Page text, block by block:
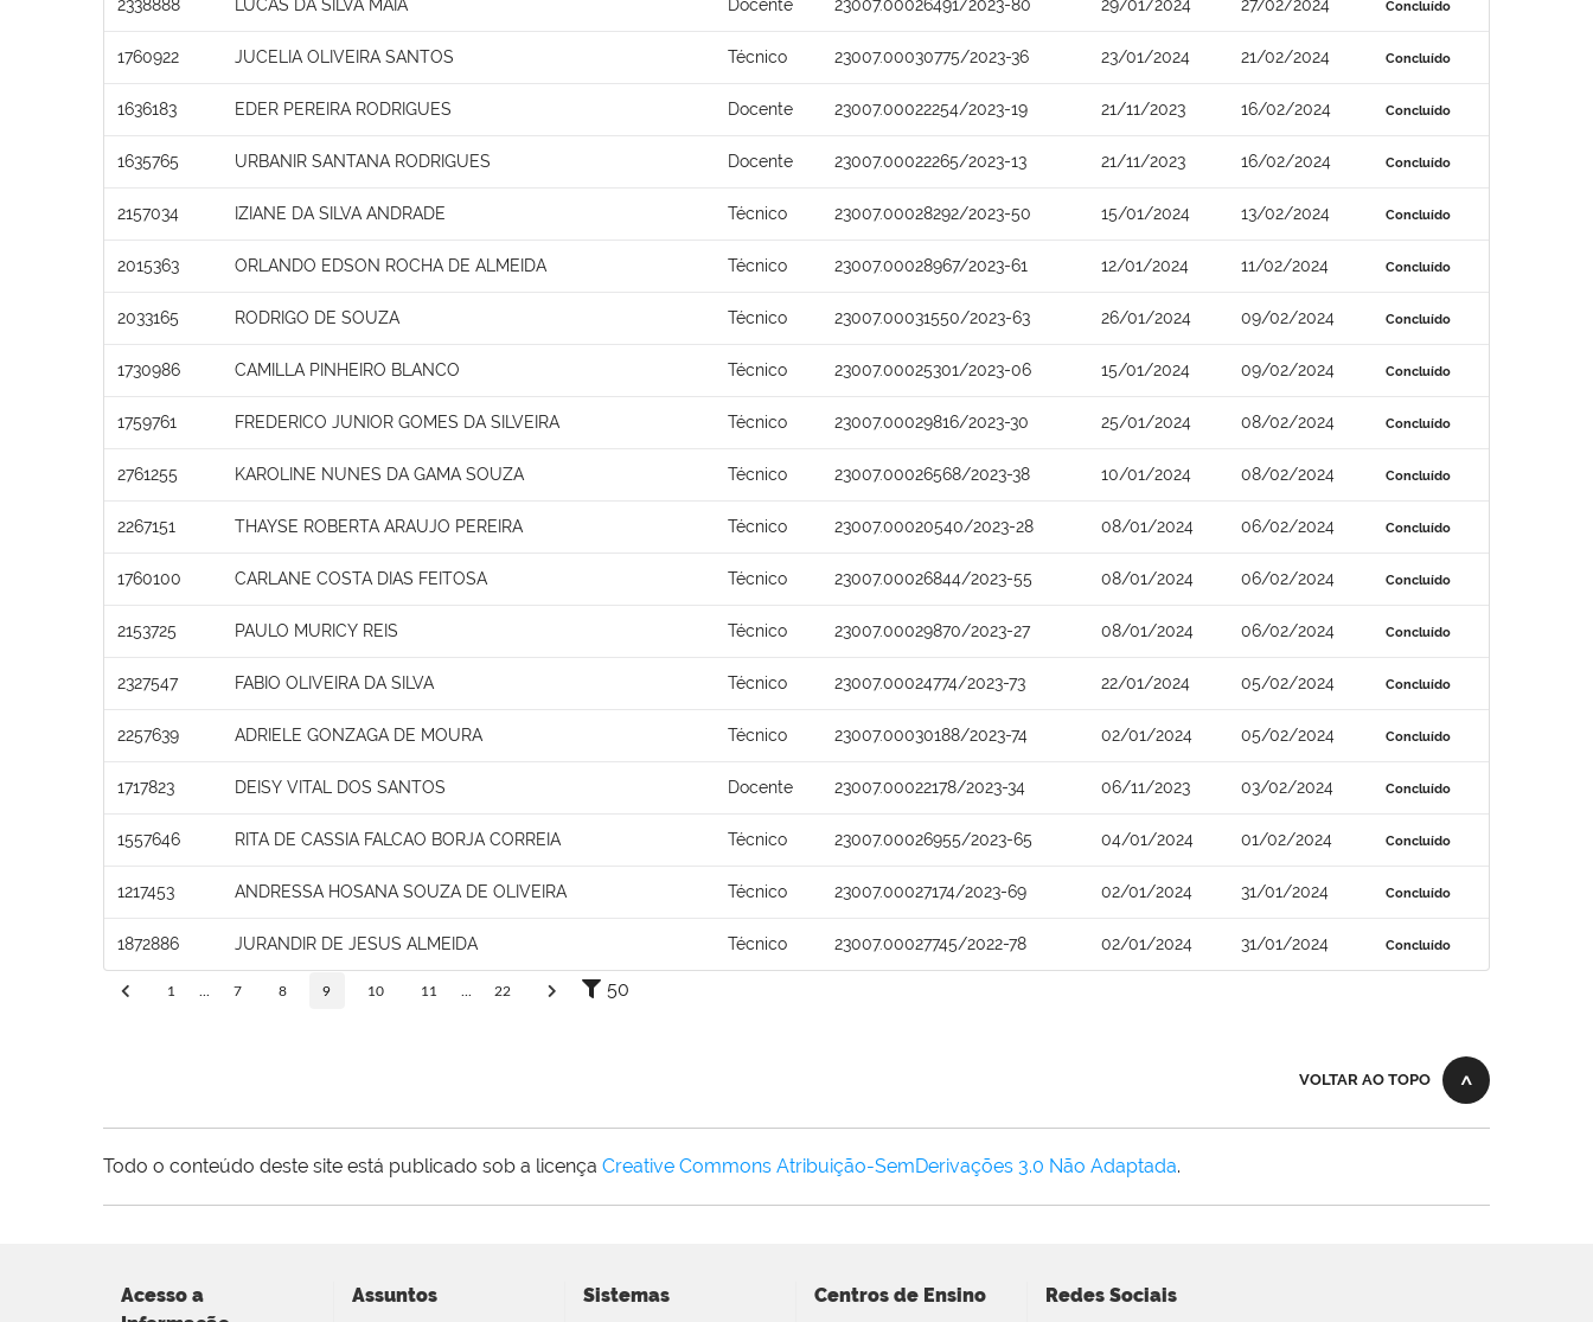
2338888 LUCAS DA SILVA MAIA Docente 23007.00026491/2023-80 29/01/2024 27/02/2024 Concluído
1760922 JUCELIA OLIVEIRA SANTOS Técnico 23007.00030775/2023-36 23/01/2024 21/02/2024 Concluído
1636183 EDER PEREIRA RODRIGUES Docente 23007.00022254/2023-19 21/11/2023 16/02/2024 Concluído
1635765 URBANIR SANTANA RODRIGUES Docente 23007.00022265/2023-13 21/11/2023 16/02/2024 Concluído
2157034 IZIANE DA SILVA ANDRADE Técnico 23007.00028292/2023-50 15/01/2024 13/02/2024 Concluído
2015363 ORLANDO EDSON ROCHA DE ALMEIDA Técnico 23007.00028967/2023-61 12/01/2024 11/02/2024 Concluído
2033165 RODRIGO DE SOUZA Técnico 23007.00031550/2023-63 26/01/2024 09/02/2024 Concluído
1730986 CAMILLA PINHEIRO BLANCO Técnico 23007.00025301/2023-06 15/01/2024 09/02/2024 Concluído
1759761 FREDERICO JUNIOR GOMES DA SILVEIRA Técnico 23007.00029816/2023-30 25/01/2024 08/02/2024 Concluído
2761255 KAROLINE NUNES DA GAMA SOUZA Técnico 23007.00026568/2023-38 10/01/2024 08/02/2024 Concluído
2267151 THAYSE ROBERTA ARAUJO PEREIRA Técnico 23007.00020540/2023-28 08/01/2024 06/02/2024 Concluído
1760100 CARLANE COSTA DIAS FEITOSA Técnico 23007.00026844/2023-55 08/01/2024 06/02/2024 Concluído
2153725 PAULO MURICY REIS Técnico 23007.00029870/2023-27 08/01/2024 06/02/2024 Concluído
2327547 FABIO OLIVEIRA DA SILVA Técnico 23007.00024774/2023-73 22/01/2024 05/02/2024 Concluído
2257639 ADRIELE GONZAGA DE MOURA Técnico 23007.00030188/2023-74 02/01/2024 05/02/2024 Concluído
1717823 DEISY VITAL DOS SANTOS Docente 23007.00022178/2023-34 06/11/2023 03/02/2024 Concluído
1557646 RITA DE CASSIA FALCAO BORJA CORREIA Técnico 23007.00026955/2023-65 04/01/2024 01/02/2024 Concluído
1217453 ANDRESSA HOSANA SOUZA DE OLIVEIRA Técnico 23007.00027174/2023-69 02/01/2024 31/01/2024 Concluído
1872886 JURANDIR DE JESUS ALMEIDA Técnico 23007.00027745/2022-78 02/01/2024 31/01/2024 Concluído
1 7 8 9 10 11 22 50
VOLTAR AO TOPO
Todo o conteúdo deste site está publicado sob a licença Creative Commons Atribuição-SemDerivações 3.0 Não Adaptada.
Acesso a
Assuntos Sistemas Centros de Ensino Redes Sociais